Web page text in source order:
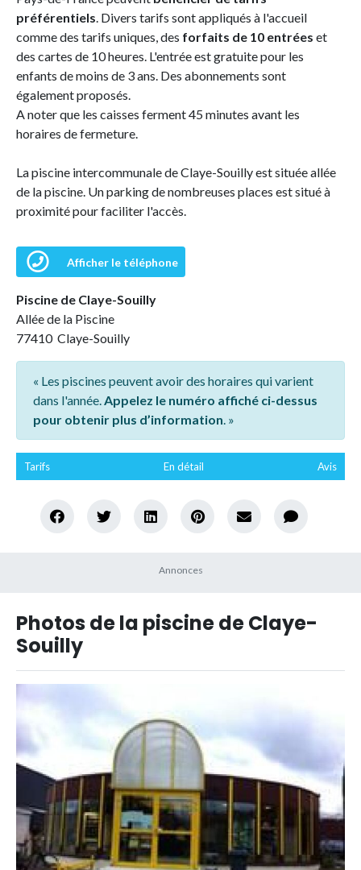
préférentiels. Divers tarifs sont appliqués à l'accueil
comme des tarifs uniques, des forfaits de 10 entrées et
des cartes de 10 heures. L'entrée est gratuite pour les
enfants de moins de 3 ans. Des abonnements sont
également proposés.
A noter que les caisses ferment 45 minutes avant les
horaires de fermeture.
La piscine intercommunale de Claye-Souilly est située allée
de la piscine. Un parking de nombreuses places est situé à
proximité pour faciliter l'accès.
Afficher le téléphone
Piscine de Claye-Souilly
Allée de la Piscine
77410 Claye-Souilly
« Les piscines peuvent avoir des horaires qui varient
dans l'année.Appelez le numéro affiché ci-dessus
pour obtenir plus d’information. »
Tarifs En détail Avis
Photos de la piscine de Claye-
Souilly